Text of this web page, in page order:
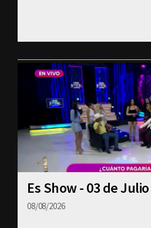
Es Show - 03 de
08/08/2026